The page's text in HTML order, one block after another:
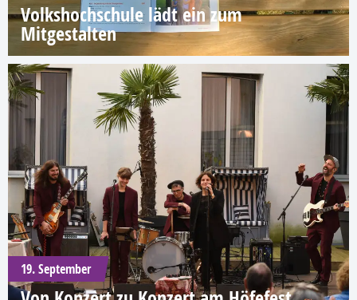
Volkshochschule lädt ein zum
Mitgestalten
19. September